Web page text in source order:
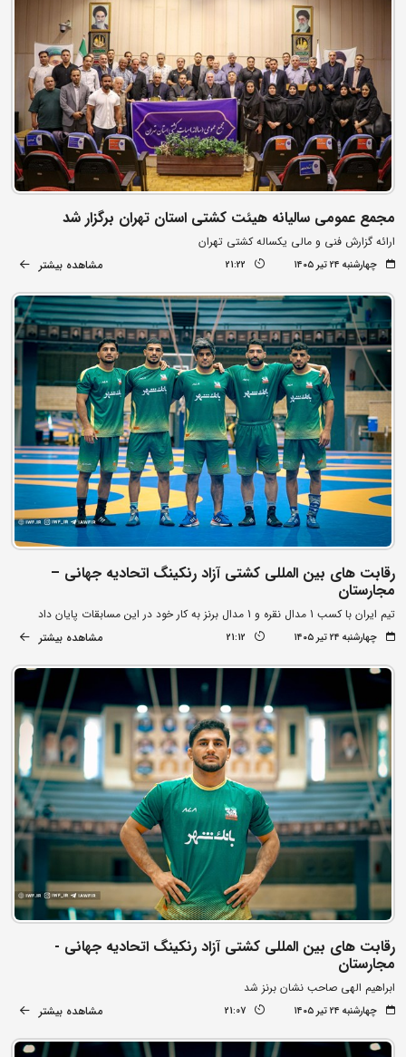
مجمع عمومی سالیانه هیئت کشتی استان تهران برگزار شد
ارائه گزارش فنی و مالی یکساله کشتی تهران
چهارشنبه ۲۴ تیر ۱۴۰۵ 21:22 مشاهده بیشتر
رقابت های بین المللی کشتی آزاد رنکینگ اتحادیه جهانی –
مجارستان
تیم ایران با کسب 1 مدال نقره و 1 مدال برنز به کار خود در این مسابقات پایان داد
چهارشنبه ۲۴ تیر ۱۴۰۵ 21:12 مشاهده بیشتر
رقابت های بین المللی کشتی آزاد رنکینگ اتحادیه جهانی -
مجارستان
ابراهیم الهی صاحب نشان برنز شد
چهارشنبه ۲۴ تیر ۱۴۰۵ 21:07 مشاهده بیشتر